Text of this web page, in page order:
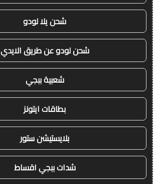
شحن يلا لودو
شحن لودو عن طريق الايدي
شعبية ببجي
بطاقات ايتونز
بلايستيشن ستور
شدات ببجي اقساط